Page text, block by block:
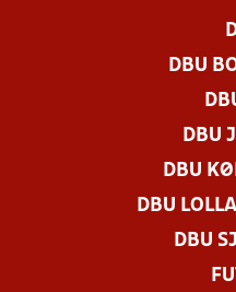
DBU
DBU
DBU
DBU
DBU